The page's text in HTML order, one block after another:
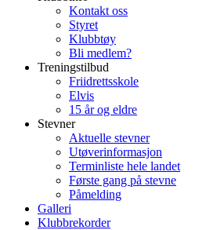
Kontakt oss
Styret
Klubbtøy
Bli medlem?
Treningstilbud
Friidrettsskole
Elvis
15 år og eldre
Stevner
Aktuelle stevner
Utøverinformasjon
Terminliste hele landet
Første gang på stevne
Påmelding
Galleri
Klubbrekorder